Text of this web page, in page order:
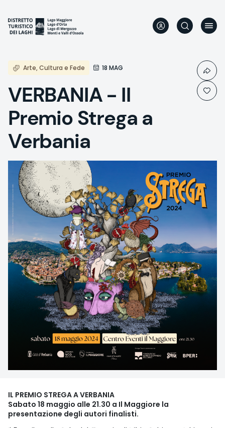
Inhalt
Arte, Cultura e Fede 18 MAG
VERBANIA - Il
Premio Strega a
Verbania
IL PREMIO STREGA A VERBANIA
Sabato 18 maggio alle 21.30 a Il Maggiore la
presentazione degli autori finalisti.